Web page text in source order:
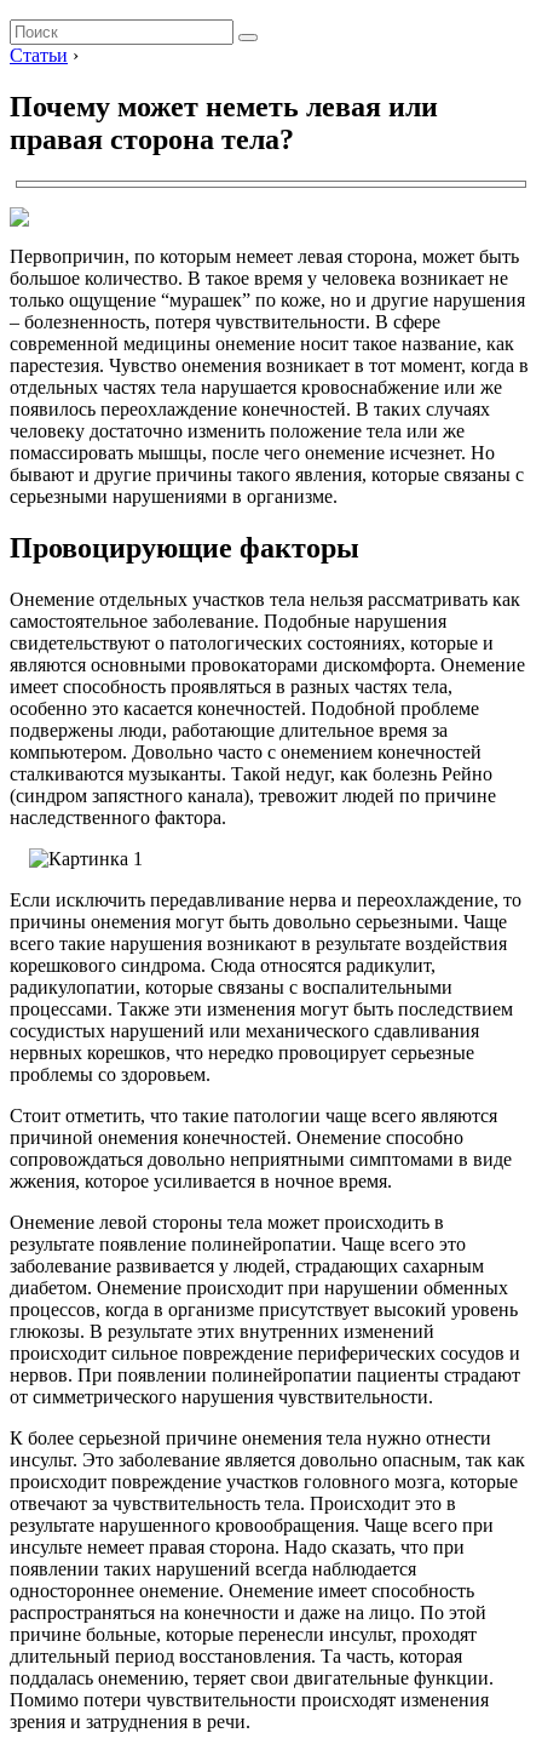
Статьи ›
Почему может неметь левая или
правая сторона тела?
Первопричин, по которым немеет левая сторона, может быть
большое количество. В такое время у человека возникает не
только ощущение “мурашек” по коже, но и другие нарушения
– болезненность, потеря чувствительности. В сфере
современной медицины онемение носит такое название, как
парестезия. Чувство онемения возникает в тот момент, когда в
отдельных частях тела нарушается кровоснабжение или же
появилось переохлаждение конечностей. В таких случаях
человеку достаточно изменить положение тела или же
помассировать мышцы, после чего онемение исчезнет. Но
бывают и другие причины такого явления, которые связаны с
серьезными нарушениями в организме.
Провоцирующие факторы
Онемение отдельных участков тела нельзя рассматривать как
самостоятельное заболевание. Подобные нарушения
свидетельствуют о патологических состояниях, которые и
являются основными провокаторами дискомфорта. Онемение
имеет способность проявляться в разных частях тела,
особенно это касается конечностей. Подобной проблеме
подвержены люди, работающие длительное время за
компьютером. Довольно часто с онемением конечностей
сталкиваются музыканты. Такой недуг, как болезнь Рейно
(синдром запястного канала), тревожит людей по причине
наследственного фактора.
Если исключить передавливание нерва и переохлаждение, то
причины онемения могут быть довольно серьезными. Чаще
всего такие нарушения возникают в результате воздействия
корешкового синдрома. Сюда относятся радикулит,
радикулопатии, которые связаны с воспалительными
процессами. Также эти изменения могут быть последствием
сосудистых нарушений или механического сдавливания
нервных корешков, что нередко провоцирует серьезные
проблемы со здоровьем.
Стоит отметить, что такие патологии чаще всего являются
причиной онемения конечностей. Онемение способно
сопровождаться довольно неприятными симптомами в виде
жжения, которое усиливается в ночное время.
Онемение левой стороны тела может происходить в
результате появление полинейропатии. Чаще всего это
заболевание развивается у людей, страдающих сахарным
диабетом. Онемение происходит при нарушении обменных
процессов, когда в организме присутствует высокий уровень
глюкозы. В результате этих внутренних изменений
происходит сильное повреждение периферических сосудов и
нервов. При появлении полинейропатии пациенты страдают
от симметрического нарушения чувствительности.
К более серьезной причине онемения тела нужно отнести
инсульт. Это заболевание является довольно опасным, так как
происходит повреждение участков головного мозга, которые
отвечают за чувствительность тела. Происходит это в
результате нарушенного кровообращения. Чаще всего при
инсульте немеет правая сторона. Надо сказать, что при
появлении таких нарушений всегда наблюдается
одностороннее онемение. Онемение имеет способность
распространяться на конечности и даже на лицо. По этой
причине больные, которые перенесли инсульт, проходят
длительный период восстановления. Та часть, которая
поддалась онемению, теряет свои двигательные функции.
Помимо потери чувствительности происходят изменения
зрения и затруднения в речи.